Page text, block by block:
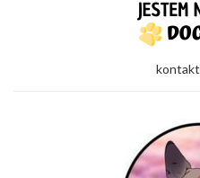
kontakt